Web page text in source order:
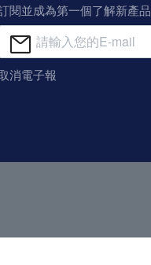
閱並成為第一個了解新產
消電子報